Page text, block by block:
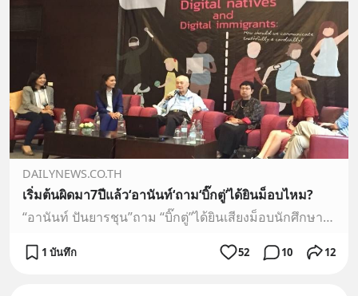
DAILYNEWS.CO.TH
เริ่มต้นผิดมา7ปีแล้ว‘อานันท์‘ถาม‘บิ๊กตู่’ได้ยินม็อบไหม?
“อานันท์ ปันยารชุน”ถาม “บิ๊กตู่”ได้ยินเสียงม็อบนักศึกษาหรือไม่ แต่จะลาออกหรือไม่เป็นสิทธิ ระบุเริ่มต้นผิดมา 7 ปีแล้ว แนะแก้รธน.ต้องโละ 250 ส.ว.เลิกอำนาจโหวตนายกฯ พร้อมแก้โทษ 112 มีโทษแค่ทางแพ่ง ชี้ตราบใดที่สังคมไม่มีความยุติธรรม ไม่มีความเสมอภาค ปท.ไม่มีความสงบ
1 บันทึก 52 10 12